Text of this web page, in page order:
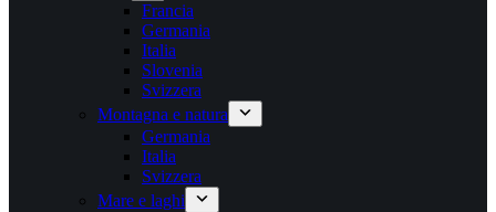
Francia
Germania
Italia
Slovenia
Svizzera
Montagna e natura
Germania
Italia
Svizzera
Mare e laghi